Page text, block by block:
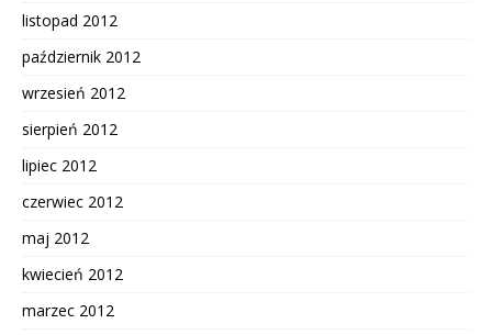
listopad 2012
październik 2012
wrzesień 2012
sierpień 2012
lipiec 2012
czerwiec 2012
maj 2012
kwiecień 2012
marzec 2012